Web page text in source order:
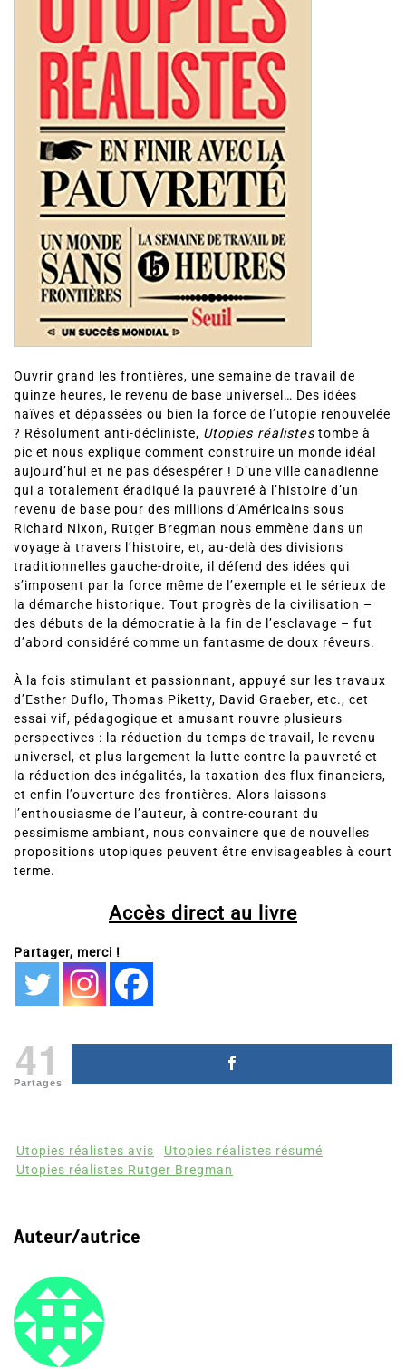
Ouvrir grand les frontières, une semaine de travail de
quinze heures, le revenu de base universel… Des idées
naïves et dépassées ou bien la force de l’utopie renouvelée
? Résolument anti-décliniste, Utopies réalistes tombe à
pic et nous explique comment construire un monde idéal
aujourd’hui et ne pas désespérer ! D’une ville canadienne
qui a totalement éradiqué la pauvreté à l’histoire d’un
revenu de base pour des millions d’Américains sous
Richard Nixon, Rutger Bregman nous emmène dans un
voyage à travers l’histoire, et, au-delà des divisions
traditionnelles gauche-droite, il défend des idées qui
s’imposent par la force même de l’exemple et le sérieux de
la démarche historique. Tout progrès de la civilisation –
des débuts de la démocratie à la fin de l’esclavage – fut
d’abord considéré comme un fantasme de doux rêveurs.
À la fois stimulant et passionnant, appuyé sur les travaux
d’Esther Duflo, Thomas Piketty, David Graeber, etc., cet
essai vif, pédagogique et amusant rouvre plusieurs
perspectives : la réduction du temps de travail, le revenu
universel, et plus largement la lutte contre la pauvreté et
la réduction des inégalités, la taxation des flux financiers,
et enfin l’ouverture des frontières. Alors laissons
l’enthousiasme de l’auteur, à contre-courant du
pessimisme ambiant, nous convaincre que de nouvelles
propositions utopiques peuvent être envisageables à court
terme.
Accès direct au livre
Partager, merci !
41
Partages
Utopies réalistes avis
Utopies réalistes résumé
Utopies réalistes Rutger Bregman
Auteur/autrice